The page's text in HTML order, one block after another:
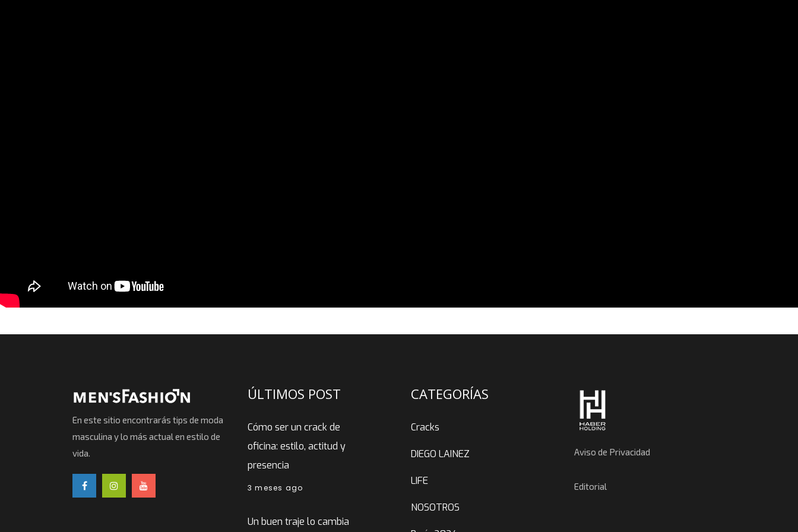
En este sitio encontrarás tips de moda
masculina y lo más actual en estilo de
vida.
ÚLTIMOS POST
Cómo ser un crack de
oficina: estilo, actitud y
presencia
3 meses ago
Un buen traje lo cambia
CATEGORÍAS
Cracks
DIEGO LAINEZ
LIFE
NOSOTROS
Aviso de Privacidad
Editorial